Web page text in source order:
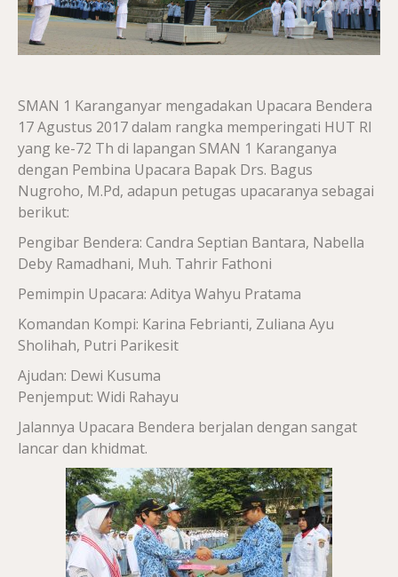
SMAN 1 Karanganyar mengadakan Upacara Bendera
17 Agustus 2017 dalam rangka memperingati HUT RI
yang ke-72 Th di lapangan SMAN 1 Karanganya
dengan Pembina Upacara Bapak Drs. Bagus
Nugroho, M.Pd, adapun petugas upacaranya sebagai
berikut:
Pengibar Bendera: Candra Septian Bantara, Nabella
Deby Ramadhani, Muh. Tahrir Fathoni
Pemimpin Upacara: Aditya Wahyu Pratama
Komandan Kompi: Karina Febrianti, Zuliana Ayu
Sholihah, Putri Parikesit
Ajudan: Dewi Kusuma
Penjemput: Widi Rahayu
Jalannya Upacara Bendera berjalan dengan sangat
lancar dan khidmat.